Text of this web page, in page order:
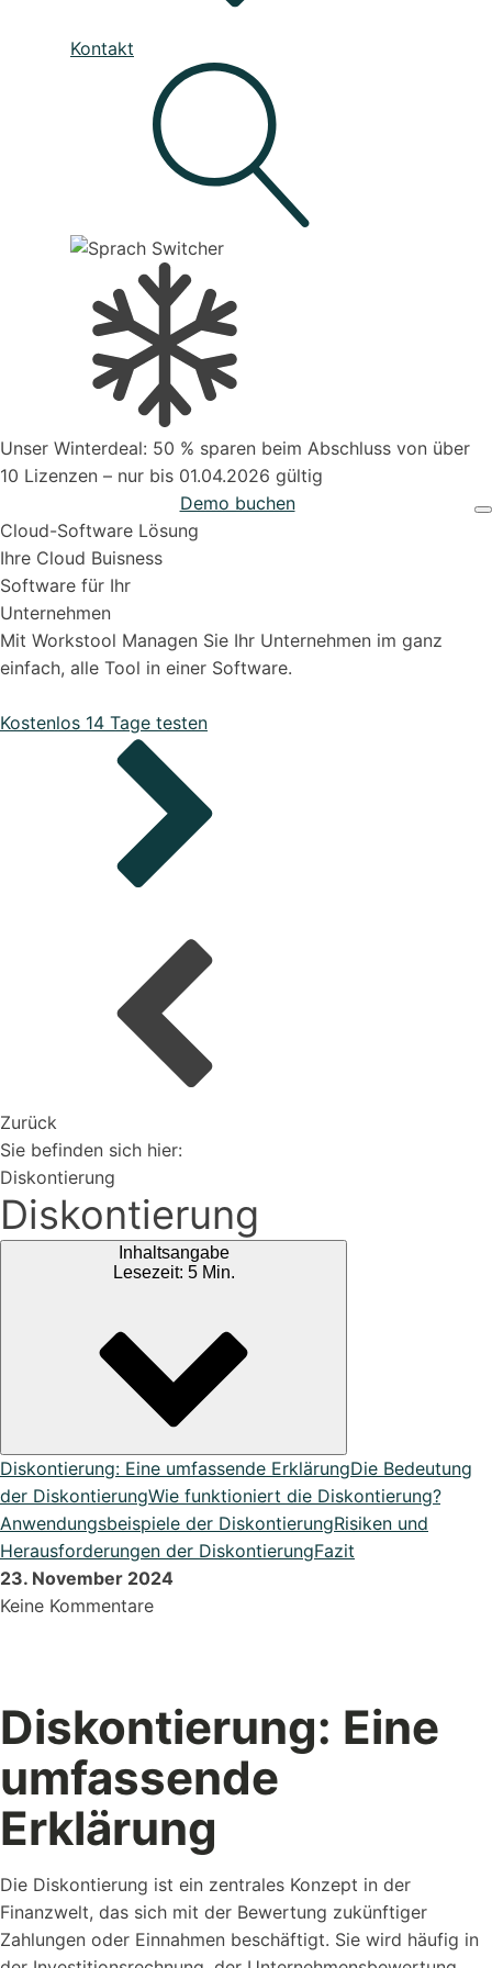
Organisiere deine Aufträge in Überischtlichen
Projekten
Aufträge verwalten
Organisiere deine Aufträge in Überischtlichen
Organisiere deine Aufträge in Überischtlichen
Alle Funktionen ansehen
Organisiere deine Aufträge in Überischtlichen
Erweiterungen
Rest-API Schnittstelle
DATEV Export
Übergeben Sie Ihre Daten ganze einfach an DATEV
Alle Erweiterungen ansehen
Organisiere deine Aufträge in Überischtlichen Projekten
Unser Service
Den besten Service für Ihre Business-Software, die deine
Prozesse verbessert
Live - System Status
Kontakt zum Vertrieb
Support & Hilfe
Onboarding Pakete
Vertriebspartner werden
Bei uns findest du spannendes Blogartikel vieles mehr ...
Lexikon
Bei uns im Lexikon findest du zu allen Fachbegriffen die
passende ...
Roadmap & Ideen
Eine klare Roadmap ist der Schlüssel, um innovative
Kontakt
Unser Winterdeal: 50 % sparen beim Abschluss von über
10 Lizenzen – nur bis 01.04.2026 gültig
Demo buchen
Cloud-Software Lösung
Ihre Cloud Buisness
Software für Ihr
Unternehmen
Mit Workstool Managen Sie Ihr Unternehmen im ganz
einfach, alle Tool in einer Software.
Kostenlos 14 Tage testen
Zurück
Sie befinden sich hier:
Diskontierung
Diskontierung
Inhaltsangabe
Lesezeit: 5 Min.
Diskontierung: Eine umfassende ErklärungDie Bedeutung
der DiskontierungWie funktioniert die Diskontierung?
Anwendungsbeispiele der DiskontierungRisiken und
Herausforderungen der DiskontierungFazit
23. November 2024
Keine Kommentare
Diskontierung: Eine
umfassende
Erklärung
Die Diskontierung ist ein zentrales Konzept in der
Finanzwelt, das sich mit der Bewertung zukünftiger
Zahlungen oder Einnahmen beschäftigt. Sie wird häufig in